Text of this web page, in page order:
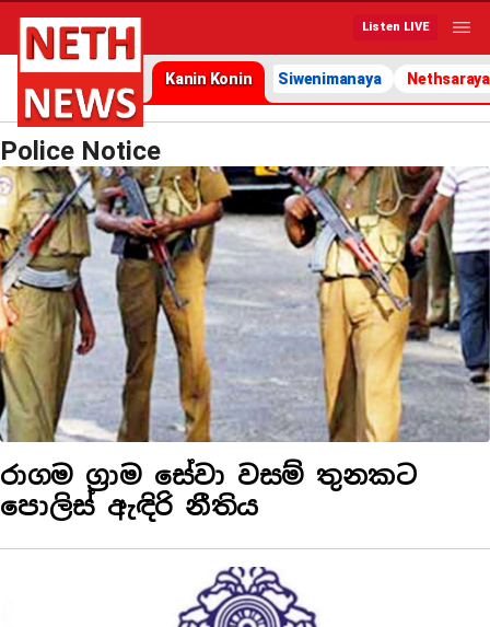
Listen LIVE
Kanin Konin Siwenimanaya Nethsaraya
Police Notice
රාගම ග්‍රාම සේවා වසම් තුනකට
පොලිස් ඇඳිරි නීතිය